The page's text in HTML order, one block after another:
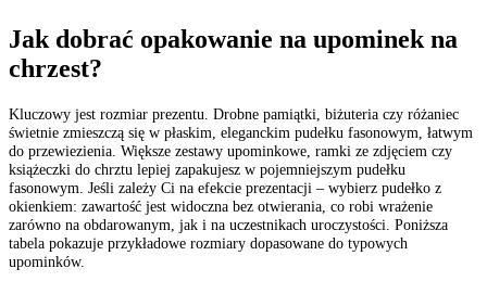
Jak dobrać opakowanie na upominek na
chrzest?
Kluczowy jest rozmiar prezentu. Drobne pamiątki, biżuteria czy różaniec
świetnie zmieszczą się w płaskim, eleganckim pudełku fasonowym, łatwym
do przewiezienia. Większe zestawy upominkowe, ramki ze zdjęciem czy
książeczki do chrztu lepiej zapakujesz w pojemniejszym pudełku
fasonowym. Jeśli zależy Ci na efekcie prezentacji – wybierz pudełko z
okienkiem: zawartość jest widoczna bez otwierania, co robi wrażenie
zarówno na obdarowanym, jak i na uczestnikach uroczystości. Poniższa
tabela pokazuje przykładowe rozmiary dopasowane do typowych
upominków.